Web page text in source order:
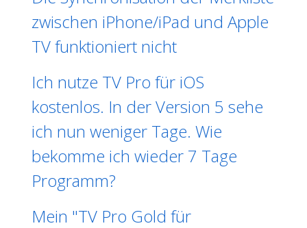
zwischen iPhone/iPad und Apple
TV funktioniert nicht
Ich nutze TV Pro für iOS
kostenlos. In der Version 5 sehe
ich nun weniger Tage. Wie
bekomme ich wieder 7 Tage
Programm?
Mein "TV Pro Gold für